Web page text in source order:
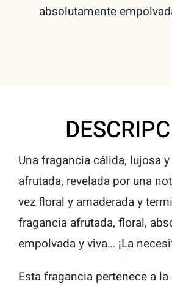
absolutamente
Una fragancia cálida, lujosa
afrutada, revelada por una
vez floral y amaderada y
fragancia afrutada, floral,
empolvada y viva… ¡La
Esta fragancia pertenece a